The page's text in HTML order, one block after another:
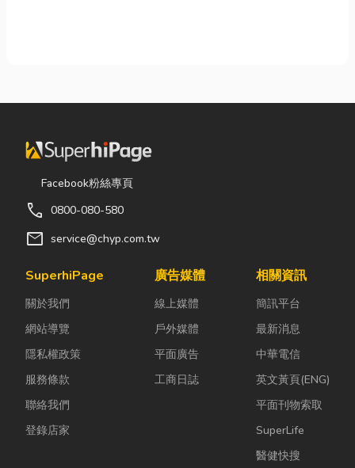
Facebook粉絲專頁
call 0800-080-580
mail service@chyp.com.tw
SuperhiPage
關於我們
網站導覽
隱私權政策
服務條款
聯絡我們
登錄店家
廣告媒體
線上媒體
戶外媒體
平面廣告
工商日誌
相關資訊
簡訊平台
最新消息
中華電信
英文黃頁(ENG)
平面刊物索取
SuperLife
醫健快搜